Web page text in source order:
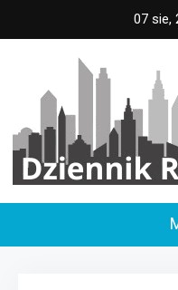
to
07 sie,
Dziennik